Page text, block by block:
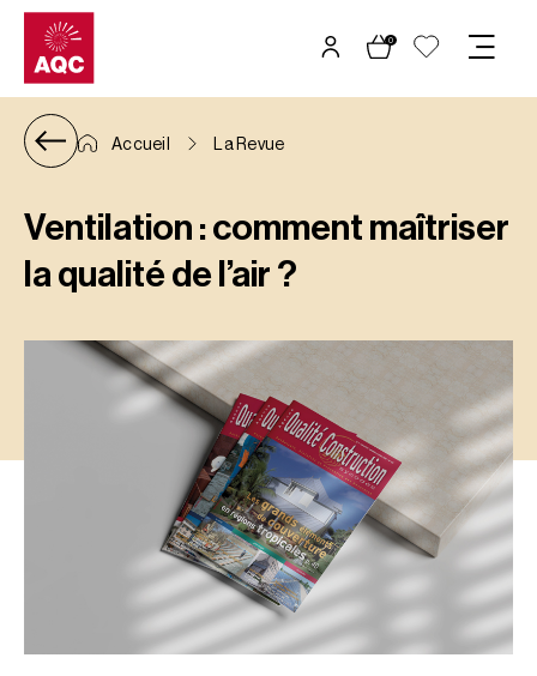
Panneau de gestion des cookies
0
Accueil La Revue
Ventilation : comment maîtriser
la qualité de l’air ?